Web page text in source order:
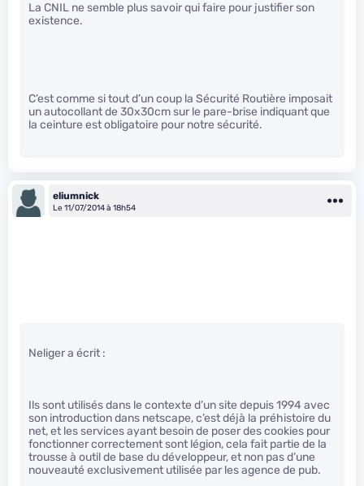
La CNIL ne semble plus savoir qui faire pour justifier son
existence.
C’est comme si tout d’un coup la Sécurité Routière imposait
un autocollant de 30x30cm sur le pare-brise indiquant que
la ceinture est obligatoire pour notre sécurité.
eliumnick
Le 11/07/2014 à 18h54
Neliger a écrit :
Ils sont utilisés dans le contexte d’un site depuis 1994 avec
son introduction dans netscape, c’est déjà la préhistoire du
net, et les services ayant besoin de poser des cookies pour
fonctionner correctement sont légion, cela fait partie de la
trousse à outil de base du développeur, et non pas d’une
nouveauté exclusivement utilisée par les agence de pub.